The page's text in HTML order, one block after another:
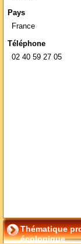
Pays
France
Téléphone
02 40 59 27 05
Thématique
écologique